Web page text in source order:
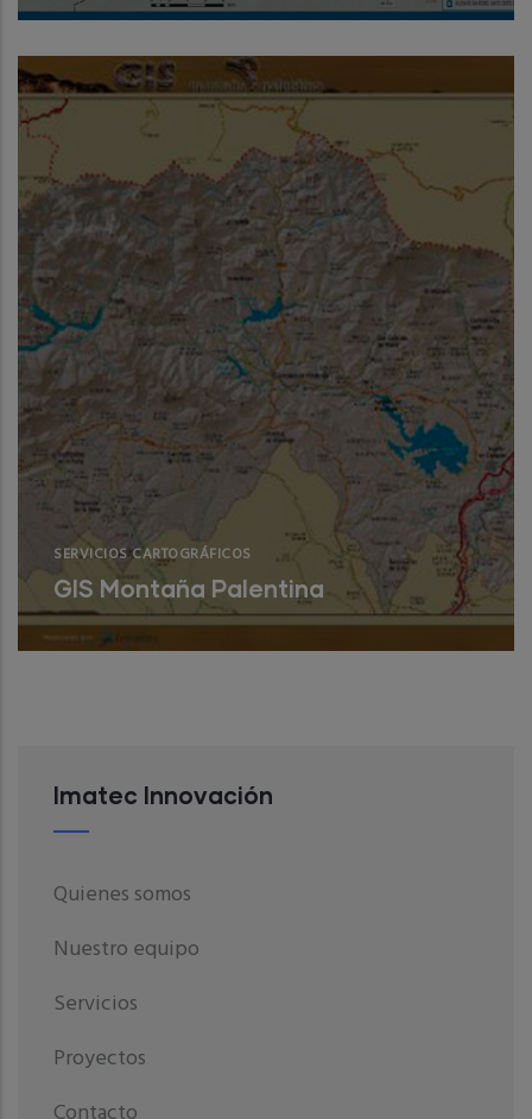
Creación, diseño y actualización del mapa
de recursos turísticos del Grupo de
Acción Local Asón-Agüera-Trasmiera.
Read More
SERVICIOS CARTOGRÁFICOS
GIS Montaña Palentina
El objetivo principal del proyecto ha sido
Imatec Innovación
Quienes somos
Nuestro equipo
Servicios
Proyectos